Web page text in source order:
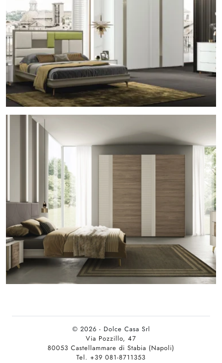
© 2026 - Dolce Casa Srl
Via Pozzillo, 47
80053 Castellammare di Stabia (Napoli)
Tel. +39 081-8711353